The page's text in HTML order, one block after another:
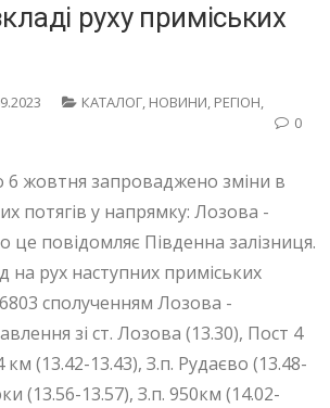
руху приміських
КАТАЛОГ, НОВИНИ, РЕГІОН,
0
6 жовтня запроваджено зміни в
потягів у напрямку: Лозова -
це повідомляє Південна залізниця.
на рух наступних приміських
сполученням Лозова -
зі ст. Лозова (13.30), Пост 4
км (13.42-13.43), З.п. Рудаєво (13.48-
(13.56-13.57), З.п. 950км (14.02-